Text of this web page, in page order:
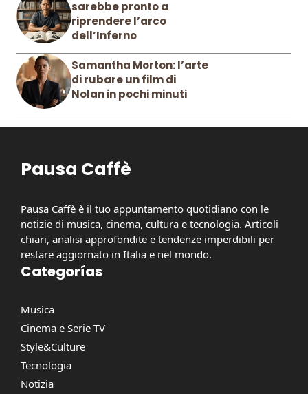
sarebbe pronto a
riprendere l’arco
dell’Inferno
Samantha Morton: l’arte
di rubare un film di
Nolan in pochi minuti
Pausa Caffè
Pausa Caffè è il tuo appuntamento quotidiano con le
notizie di musica, cinema, cultura e tecnologia. Articoli
chiari, analisi approfondite e tendenze imperdibili per
restare aggiornato in Italia e nel mondo.
Categorías
Musica
Cinema e Serie TV
Style&Culture
Tecnologia
Notizia